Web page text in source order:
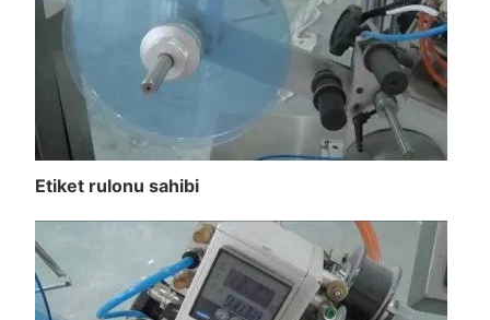
Etiket rulonu sahibi